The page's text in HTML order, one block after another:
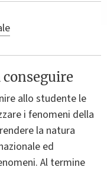
conseguire
allo studente le
i fenomeni della
la natura
ed
Al termine